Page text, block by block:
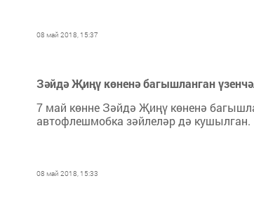
08 май 2018, 15:37
Зәйдә Җиңү көненә багышланган
7 май көнне Зәйдә Җиңү көненә
автофлешмобка зәйлеләр дә кушылган.
08 май 2018, 15:33